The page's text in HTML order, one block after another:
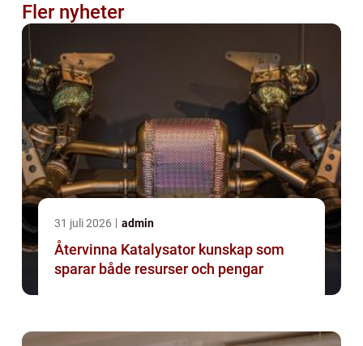
Fler nyheter
31 juli 2026 admin
Återvinna Katalysator kunskap som
sparar både resurser och pengar